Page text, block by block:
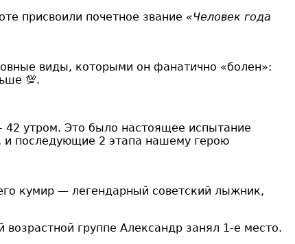
присвоили почетное звание «Человек года
виды, которыми он фанатично «болен»:
💯.
утром. Это было настоящее испытание
и последующие 2 этапа нашему герою
кумир — легендарный советский лыжник,
группе Александр занял 1-е место.